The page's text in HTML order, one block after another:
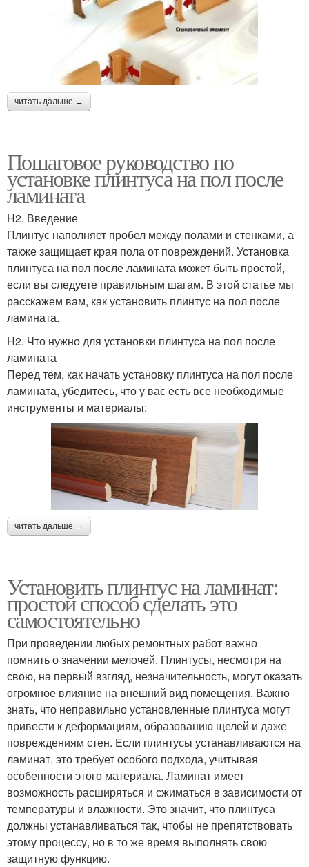
читать дальше →
Пошаговое руководство по
установке плинтуса на пол после
ламината
H2. Введение
Плинтус наполняет пробел между полами и стенками, а
также защищает края пола от повреждений. Установка
плинтуса на пол после ламината может быть простой,
если вы следуете правильным шагам. В этой статье мы
расскажем вам, как установить плинтус на пол после
ламината.
H2. Что нужно для установки плинтуса на пол после
ламината
Перед тем, как начать установку плинтуса на пол после
ламината, убедитесь, что у вас есть все необходимые
инструменты и материалы:
читать дальше →
Установить плинтус на ламинат:
простой способ сделать это
самостоятельно
При проведении любых ремонтных работ важно
помнить о значении мелочей. Плинтусы, несмотря на
свою, на первый взгляд, незначительность, могут оказать
огромное влияние на внешний вид помещения. Важно
знать, что неправильно установленные плинтуса могут
привести к деформациям, образованию щелей и даже
повреждениям стен. Если плинтусы устанавливаются на
ламинат, это требует особого подхода, учитывая
особенности этого материала. Ламинат имеет
возможность расширяться и сжиматься в зависимости от
температуры и влажности. Это значит, что плинтуса
должны устанавливаться так, чтобы не препятствовать
этому процессу, но в то же время выполнять свою
защитную функцию.